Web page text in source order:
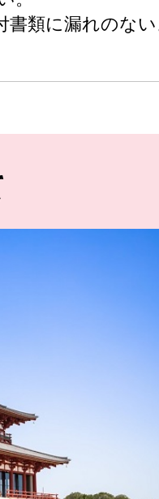
書類に漏れのない